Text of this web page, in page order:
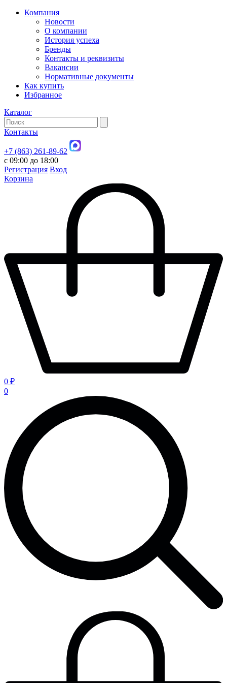
Компания
Новости
О компании
История успеха
Бренды
Контакты и реквизиты
Вакансии
Нормативные документы
Как купить
Избранное
Каталог
Контакты
+7 (863) 261-89-62
с 09:00 до 18:00
Регистрация Вход
Корзина
0 ₽
0